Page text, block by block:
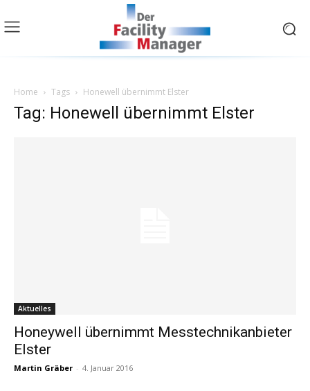
Home Tags Honewell übernimmt Elster
Tag: Honewell übernimmt Elster
Aktuelles
Honeywell übernimmt Messtechnikanbieter
Elster
Martin Gräber - 4. Januar 2016